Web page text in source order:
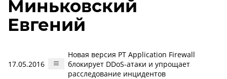
Миньковский
Евгений
17.05.2016
Новая версия PT Application Firewall
блокирует DDoS-атаки и упрощает
расследование инцидентов